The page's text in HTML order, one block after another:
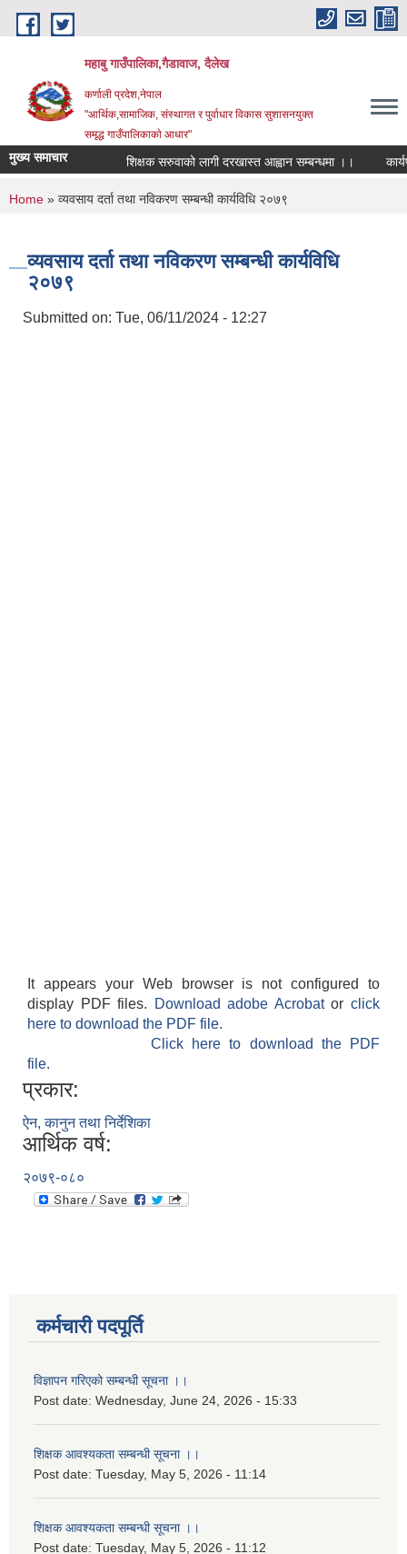
Skip to main content
महाबु गाउँपालिका,गैडावाज, दैलेख
कर्णाली प्रदेश,नेपाल
"आर्थिक,सामाजिक, संस्थागत र पुर्वाधार विकास सुशासनयुक्त
समृद्ध गाउँपालिकाकाे आधार"
मुख्य समाचार शिक्षक सरुवाको लागी दरखास्त आह्वान सम्बन्धमा ।।
You are here
Home » व्यवसाय दर्ता तथा नविकरण सम्बन्धी कार्यविधि २०७९
व्यवसाय दर्ता तथा नविकरण सम्बन्धी कार्यविधि
२०७९
Submitted on: Tue, 06/11/2024 - 12:27
It appears your Web browser is not configured to
display PDF files.
Download adobe Acrobatorclick
here to download the PDF file.
Click here to download the PDF
file.
प्रकार:
ऐन, कानुन तथा निर्देशिका
आर्थिक वर्ष:
२०७९-०८०
कर्मचारी पदपूर्ति
विज्ञापन गरिएको सम्बन्धी सूचना ।।
Post date: Wednesday, June 24, 2026 - 15:33
शिक्षक आवश्यकता सम्बन्धी सूचना ।।
Post date: Tuesday, May 5, 2026 - 11:14
शिक्षक आवश्यकता सम्बन्धी सूचना ।।
Post date: Tuesday, May 5, 2026 - 11:12